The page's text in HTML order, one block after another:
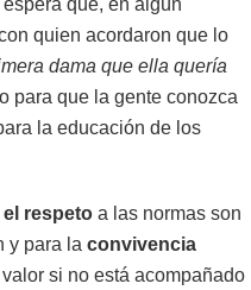
que, en algún
quien acordaron que lo
dama que ella quería
para que la gente conozca
la educación de los
respeto a las normas son
y para la convivencia
si no está acompañado